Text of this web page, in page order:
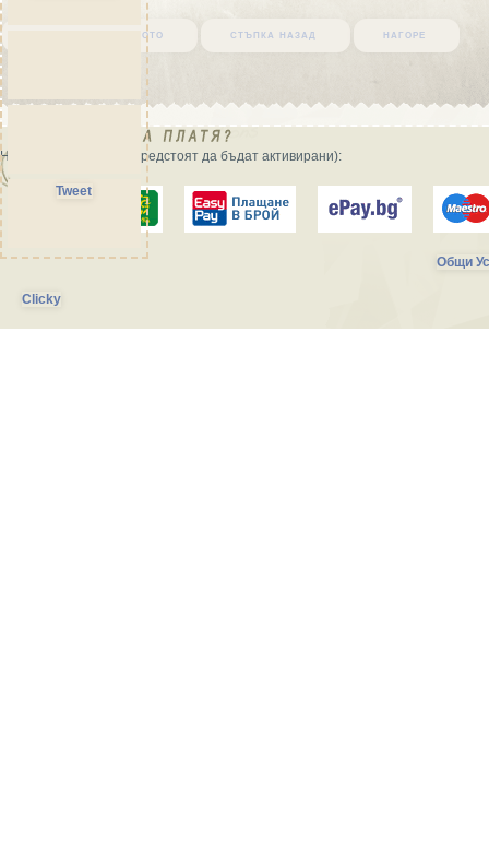
върни се в началото стъпка назад нагоре
Начини на плащане (предстоят да бъдат активирани):
Общи
Clicky
Tweet